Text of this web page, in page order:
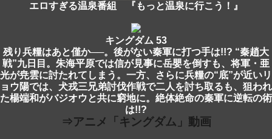
エロすぎる温泉番組 『もっと温泉に行こう！』
キングダム 53
残り兵糧はあと僅か──。後がない秦軍に打つ手は!!? “秦趙大
戦”九日目。朱海平原では信が見事に岳嬰を倒すも、将軍・亜
光が尭雲に討たれてしまう。一方、さらに兵糧の“底”が近いリ
ョウ陽では、犬戎三兄弟討伐作戦で二人を討ち取るも、狙われ
た楊端和がバジオウと共に窮地に。絶体絶命の秦軍に逆転の術
は!!?
⇒アニメ「キングダム」動画